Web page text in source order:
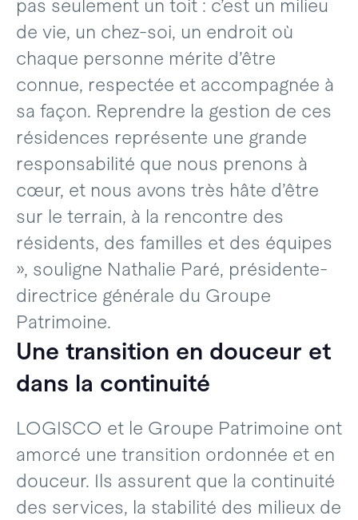
pas seulement un toit : c’est un milieu
de vie, un chez-soi, un endroit où
chaque personne mérite d’être
connue, respectée et accompagnée à
sa façon. Reprendre la gestion de ces
résidences représente une grande
responsabilité que nous prenons à
cœur, et nous avons très hâte d’être
sur le terrain, à la rencontre des
résidents, des familles et des équipes
», souligne Nathalie Paré, présidente-
directrice générale du Groupe
Patrimoine.
Une transition en douceur et
dans la continuité
LOGISCO et le Groupe Patrimoine ont
amorcé une transition ordonnée et en
douceur. Ils assurent que la continuité
des services, la stabilité des milieux de